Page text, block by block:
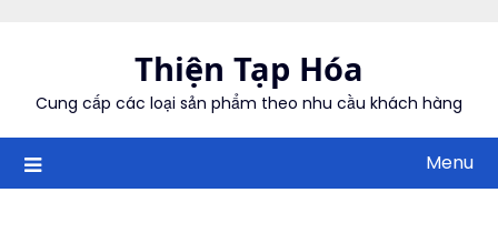
Thiện Tạp Hóa
Cung cấp các loại sản phẩm theo nhu cầu khách hàng
Menu